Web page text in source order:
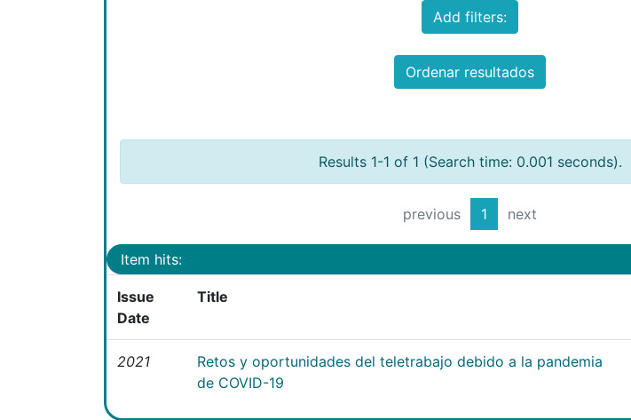
Add filters:
Ordenar resultados
Results 1-1 of 1 (Search time: 0.001 seconds).
previous 1 next
Item hits:
Issue
Date
Title
2021
Retos y oportunidades del teletrabajo debido a la pandemia
de COVID-19